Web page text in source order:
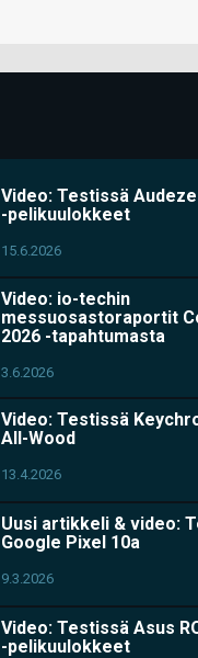
Video: Testissä
-pelikuulokkeet
15.6.2026
Video: io-techin
messuosastoraportit
2026 -tapahtumasta
3.6.2026
Video: Testissä
All-Wood
13.4.2026
Uusi artikkeli & video:
Google Pixel 10a
9.3.2026
Video: Testissä Asus
-pelikuulokkeet